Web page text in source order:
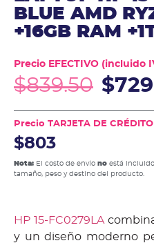
BLUE AMD
+16GB RAM
Precio EFECTIVO (incluido
$839.50 $
Precio TARJETA DE
$803
Nota: El costo de envío no está
tamaño, peso y destino del producto.
HP 15-FC0279LA
y un diseño moderno